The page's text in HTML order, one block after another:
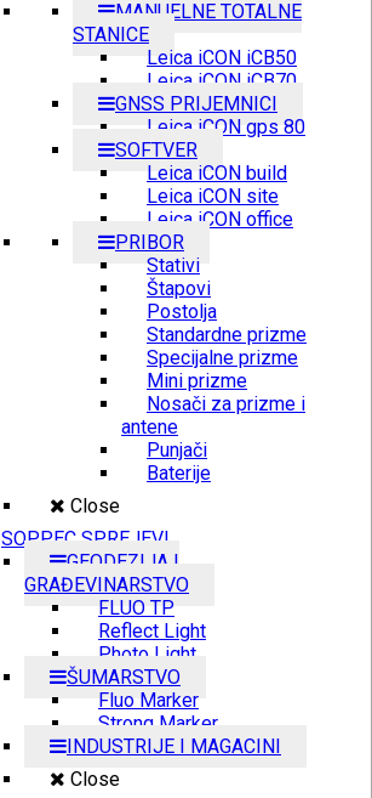
MANUELNE TOTALNE
STANICE
Leica iCON iCB50
Leica iCON iCB70
GNSS PRIJEMNICI
Leica iCON gps 80
SOFTVER
Leica iCON build
Leica iCON site
Leica iCON office
PRIBOR
Stativi
Štapovi
Postolja
Standardne prizme
Specijalne prizme
Mini prizme
Nosači za prizme i
antene
Punjači
Baterije
Close
SOPPEC SPREJEVI
GEODEZIJA I
GRAĐEVINARSTVO
FLUO TP
Reflect Light
Photo Light
ŠUMARSTVO
Fluo Marker
Strong Marker
INDUSTRIJE I MAGACINI
Close